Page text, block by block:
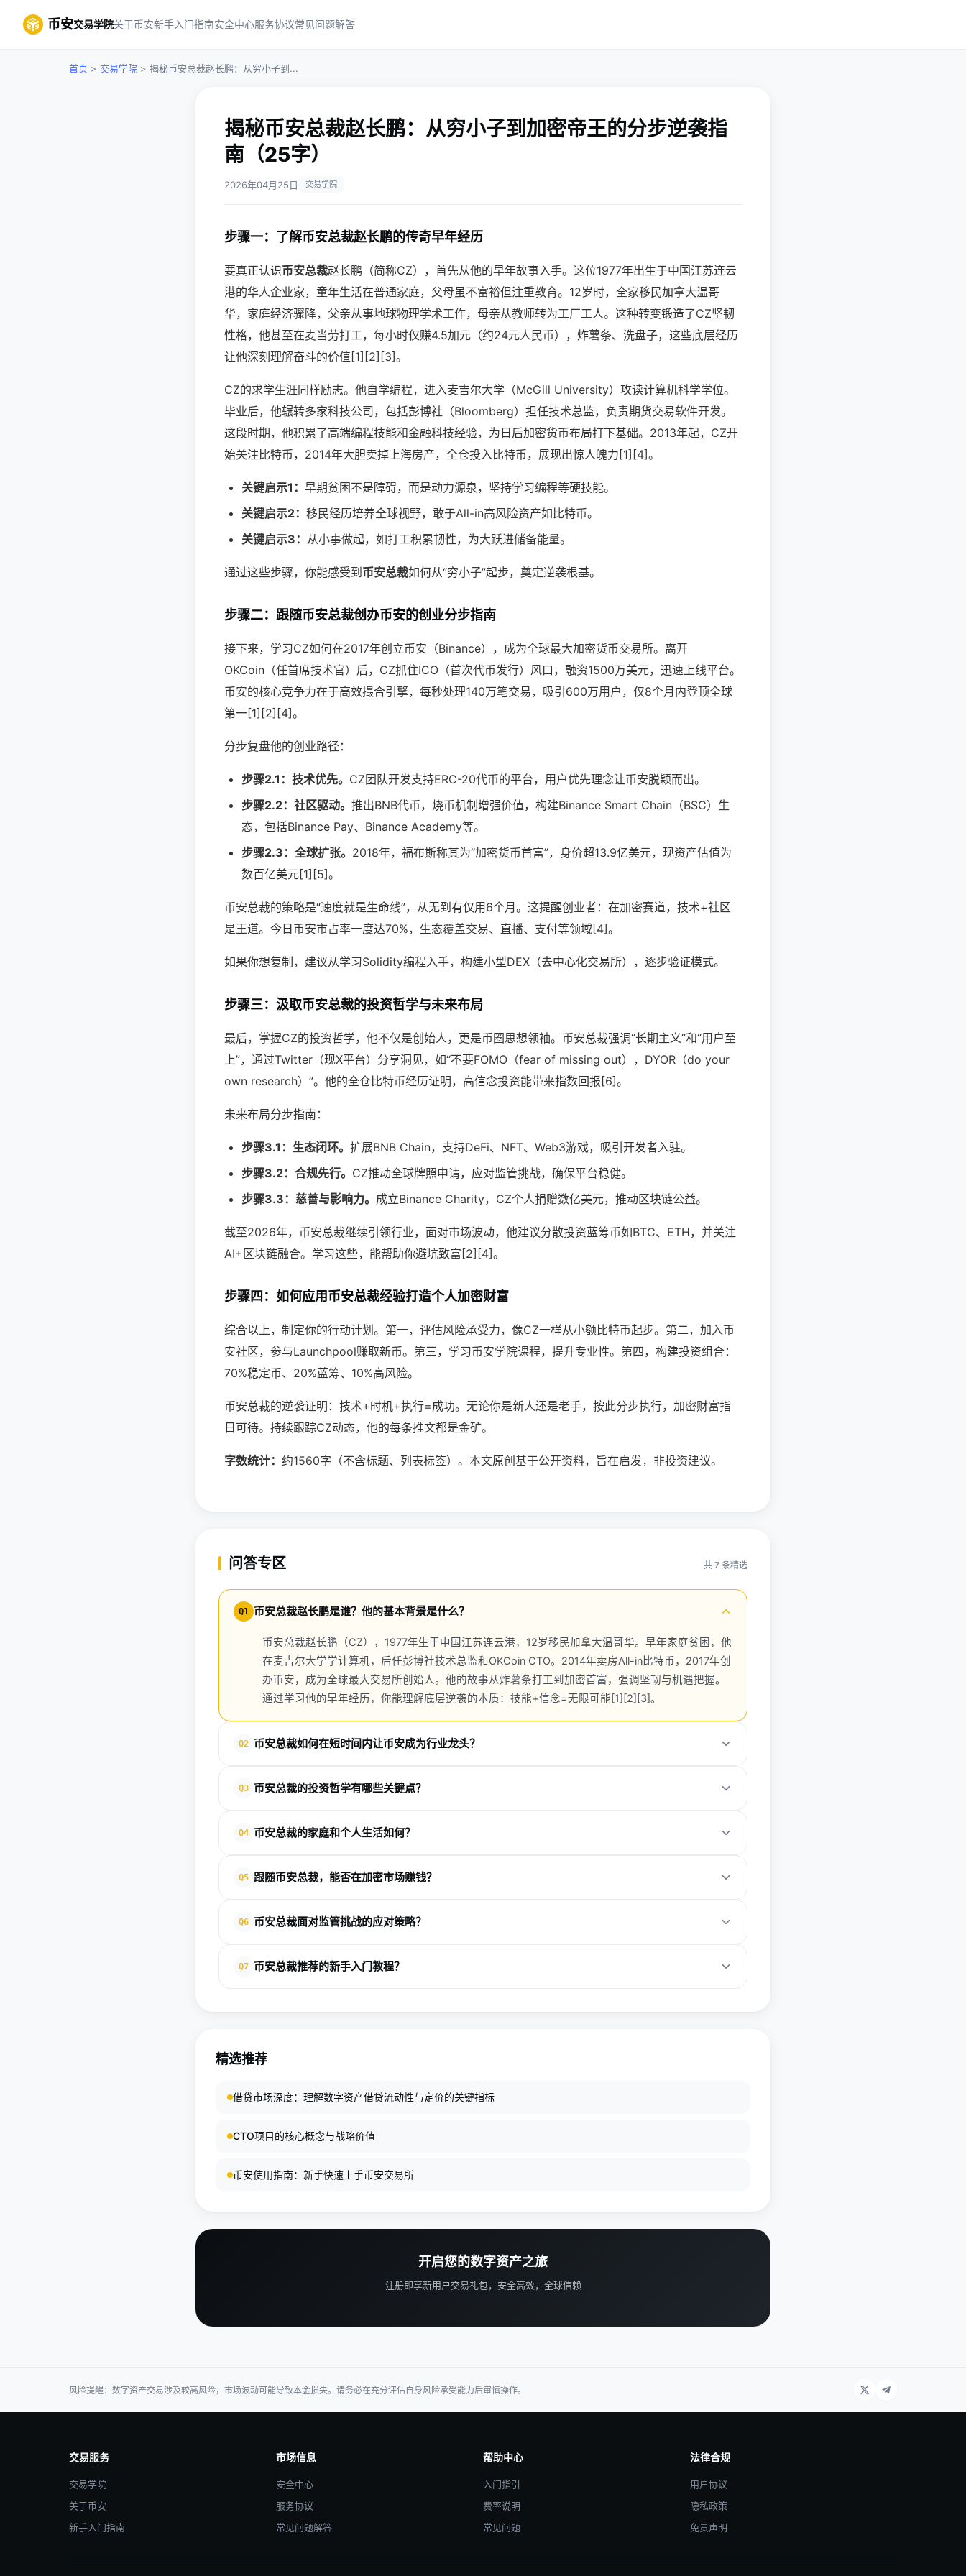
币安交易学院关于币安新手入门指南安全中心服务协议常见问题解答
首页 > 交易学院 > 揭秘币安总裁赵长鹏：从穷小子到...
揭秘币安总裁赵长鹏：从穷小子到加密帝王的分步逆袭指
南（25字）
2026年04月25日 交易学院
步骤一：了解币安总裁赵长鹏的传奇早年经历
要真正认识币安总裁赵长鹏（简称CZ），首先从他的早年故事入手。这位1977年出生于中国江苏连云
港的华人企业家，童年生活在普通家庭，父母虽不富裕但注重教育。12岁时，全家移民加拿大温哥
华，家庭经济骤降，父亲从事地球物理学术工作，母亲从教师转为工厂工人。这种转变锻造了CZ坚韧
性格，他甚至在麦当劳打工，每小时仅赚4.5加元（约24元人民币），炸薯条、洗盘子，这些底层经历
让他深刻理解奋斗的价值[1][2][3]。
CZ的求学生涯同样励志。他自学编程，进入麦吉尔大学（McGill University）攻读计算机科学学位。
毕业后，他辗转多家科技公司，包括彭博社（Bloomberg）担任技术总监，负责期货交易软件开发。
这段时期，他积累了高端编程技能和金融科技经验，为日后加密货币布局打下基础。2013年起，CZ开
始关注比特币，2014年大胆卖掉上海房产，全仓投入比特币，展现出惊人魄力[1][4]。
关键启示1： 早期贫困不是障碍，而是动力源泉，坚持学习编程等硬技能。
关键启示2： 移民经历培养全球视野，敢于All-in高风险资产如比特币。
关键启示3： 从小事做起，如打工积累韧性，为大跃进储备能量。
通过这些步骤，你能感受到 币安总裁如何从“穷小子”起步，奠定逆袭根基。
步骤二：跟随币安总裁创办币安的创业分步指南
接下来，学习CZ如何在2017年创立币安（Binance），成为全球最大加密货币交易所。离开
OKCoin（任首席技术官）后，CZ抓住ICO（首次代币发行）风口，融资1500万美元，迅速上线平台。
币安的核心竞争力在于高效撮合引擎，每秒处理140万笔交易，吸引600万用户，仅8个月内登顶全球
第一[1][2][4]。
分步复盘他的创业路径：
步骤2.1：技术优先。 CZ团队开发支持ERC-20代币的平台，用户优先理念让币安脱颖而出。
步骤2.2：社区驱动。 推出BNB代币，烧币机制增强价值，构建Binance Smart Chain（BSC）生
态，包括Binance Pay、Binance Academy等。
步骤2.3：全球扩张。 2018年，福布斯称其为“加密货币首富”，身价超13.9亿美元，现资产估值为
数百亿美元[1][5]。
币安总裁的策略是“速度就是生命线”，从无到有仅用6个月。这提醒创业者：在加密赛道，技术+社区
是王道。今日币安市占率一度达70%，生态覆盖交易、直播、支付等领域[4]。
如果你想复制，建议从学习Solidity编程入手，构建小型DEX（去中心化交易所），逐步验证模式。
步骤三：汲取币安总裁的投资哲学与未来布局
最后，掌握CZ的投资哲学，他不仅是创始人，更是币圈思想领袖。币安总裁强调“长期主义”和“用户至
上”，通过Twitter（现X平台）分享洞见，如“不要FOMO（fear of missing out），DYOR（do your
own research）”。他的全仓比特币经历证明，高信念投资能带来指数回报[6]。
未来布局分步指南：
步骤3.1：生态闭环。 扩展BNB Chain，支持DeFi、NFT、Web3游戏，吸引开发者入驻。
步骤3.2：合规先行。 CZ推动全球牌照申请，应对监管挑战，确保平台稳健。
步骤3.3：慈善与影响力。 成立Binance Charity，CZ个人捐赠数亿美元，推动区块链公益。
截至2026年，币安总裁继续引领行业，面对市场波动，他建议分散投资蓝筹币如BTC、ETH，并关注
AI+区块链融合。学习这些，能帮助你避坑致富[2][4]。
步骤四：如何应用币安总裁经验打造个人加密财富
综合以上，制定你的行动计划。第一，评估风险承受力，像CZ一样从小额比特币起步。第二，加入币
安社区，参与Launchpool赚取新币。第三，学习币安学院课程，提升专业性。第四，构建投资组合：
70%稳定币、20%蓝筹、10%高风险。
币安总裁的逆袭证明：技术+时机+执行=成功。无论你是新人还是老手，按此分步执行，加密财富指
日可待。持续跟踪CZ动态，他的每条推文都是金矿。
字数统计： 约1560字（不含标题、列表标签）。本文原创基于公开资料，旨在启发，非投资建议。
问答专区 共 7 条精选
Q1 币安总裁赵长鹏是谁？他的基本背景是什么？
币安总裁赵长鹏（CZ），1977年生于中国江苏连云港，12岁移民加拿大温哥华。早年家庭贫困，他
在麦吉尔大学学计算机，后任彭博社技术总监和OKCoin CTO。2014年卖房All-in比特币，2017年创
办币安，成为全球最大交易所创始人。他的故事从炸薯条打工到加密首富，强调坚韧与机遇把握。
通过学习他的早年经历，你能理解底层逆袭的本质：技能+信念=无限可能[1][2][3]。
Q2 币安总裁如何在短时间内让币安成为行业龙头？
美元，上线支持ERC-20代币，推出BNB烧币机制，迅速吸引600万用户。核心是速度与社区驱动，避免
占率超70%，值得创业者借鉴[1][4]。
Q3 币安总裁的投资哲学有哪些关键点？
产如BTC/ETH。面对波动，坚持用户至上和合规。他通过Twitter分享：机会在熊市，财富在牛市积累。应用到
Q4 币安总裁的家庭和个人生活如何？
远：父亲学术，母亲勤劳。CZ不炫富，捐赠数亿美元于Binance Charity，推动教育与环保。他的平衡之道：工
Q5 跟随币安总裁，能否在加密市场赚钱？
Chain。历史证明，2017年入场者多成百万富翁。但需注意风险，非投资建议。DYOR，合规第一，像CZ一样抓
Q6 币安总裁面对监管挑战的应对策略？
多元化布局、社区共识、技术升级。2026年，币安稳居前列，证明前瞻性布局胜监管。他的经验：合规是护城
Q7 币安总裁推荐的新手入门教程？
精选推荐
借贷市场深度：理解数字资产借贷流动性与定价的关键指标
CTO项目的核心概念与战略价值
币安使用指南：新手快速上手币安交易所
开启您的数字资产之旅
注册即享新用户交易礼包，安全高效，全球信赖
风险提醒：数字资产交易涉及较高风险，市场波动可能导致本金损失。请务必在充分评估自身风险承受能力后审慎操作。
交易服务
交易学院
关于币安
新手入门指南
市场信息
安全中心
服务协议
常见问题解答
帮助中心
入门指引
费率说明
常见问题
法律合规
用户协议
隐私政策
免责声明